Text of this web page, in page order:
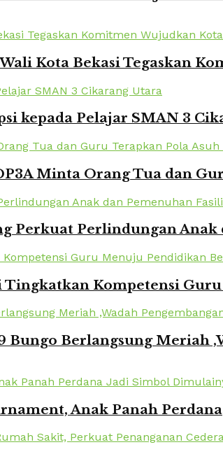
Kota Bekasi Tegaskan
kepada Pelajar SMAN 3
Minta Orang Tua dan
Perkuat Perlindungan
Kompetensi
Bungo Berlangsung Meriah
Anak Panah